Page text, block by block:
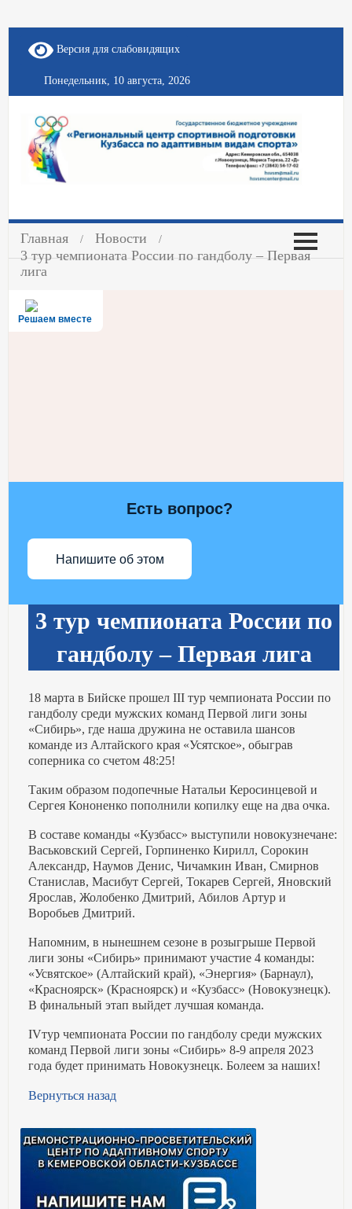
Версия для слабовидящих
Понедельник, 10 августа, 2026
Главная
Новости
3 тур чемпионата России по гандболу – Первая
лига
Решаем вместе
Есть вопрос?
Напишите об этом
3 тур чемпионата России по
гандболу – Первая лига
18 марта в Бийске прошел III тур чемпионата России по
гандболу среди мужских команд Первой лиги зоны
«Сибирь», где наша дружина не оставила шансов
команде из Алтайского края «Усятское», обыграв
соперника со счетом 48:25!
Таким образом подопечные Натальи Керосинцевой и
Сергея Кононенко пополнили копилку еще на два очка.
В составе команды «Кузбасс» выступили новокузнечане:
Васьковский Сергей, Горпиненко Кирилл, Сорокин
Александр, Наумов Денис, Чичамкин Иван, Смирнов
Станислав, Масибут Сергей, Токарев Сергей, Яновский
Ярослав, Жолобенко Дмитрий, Абилов Артур и
Воробьев Дмитрий.
Напомним, в нынешнем сезоне в розыгрыше Первой
лиги зоны «Сибирь» принимают участие 4 команды:
«Усвятское» (Алтайский край), «Энергия» (Барнаул),
«Красноярск» (Красноярск) и «Кузбасс» (Новокузнецк).
В финальный этап выйдет лучшая команда.
IVтур чемпионата России по гандболу среди мужских
команд Первой лиги зоны «Сибирь» 8-9 апреля 2023
года будет принимать Новокузнецк. Болеем за наших!
Вернуться назад